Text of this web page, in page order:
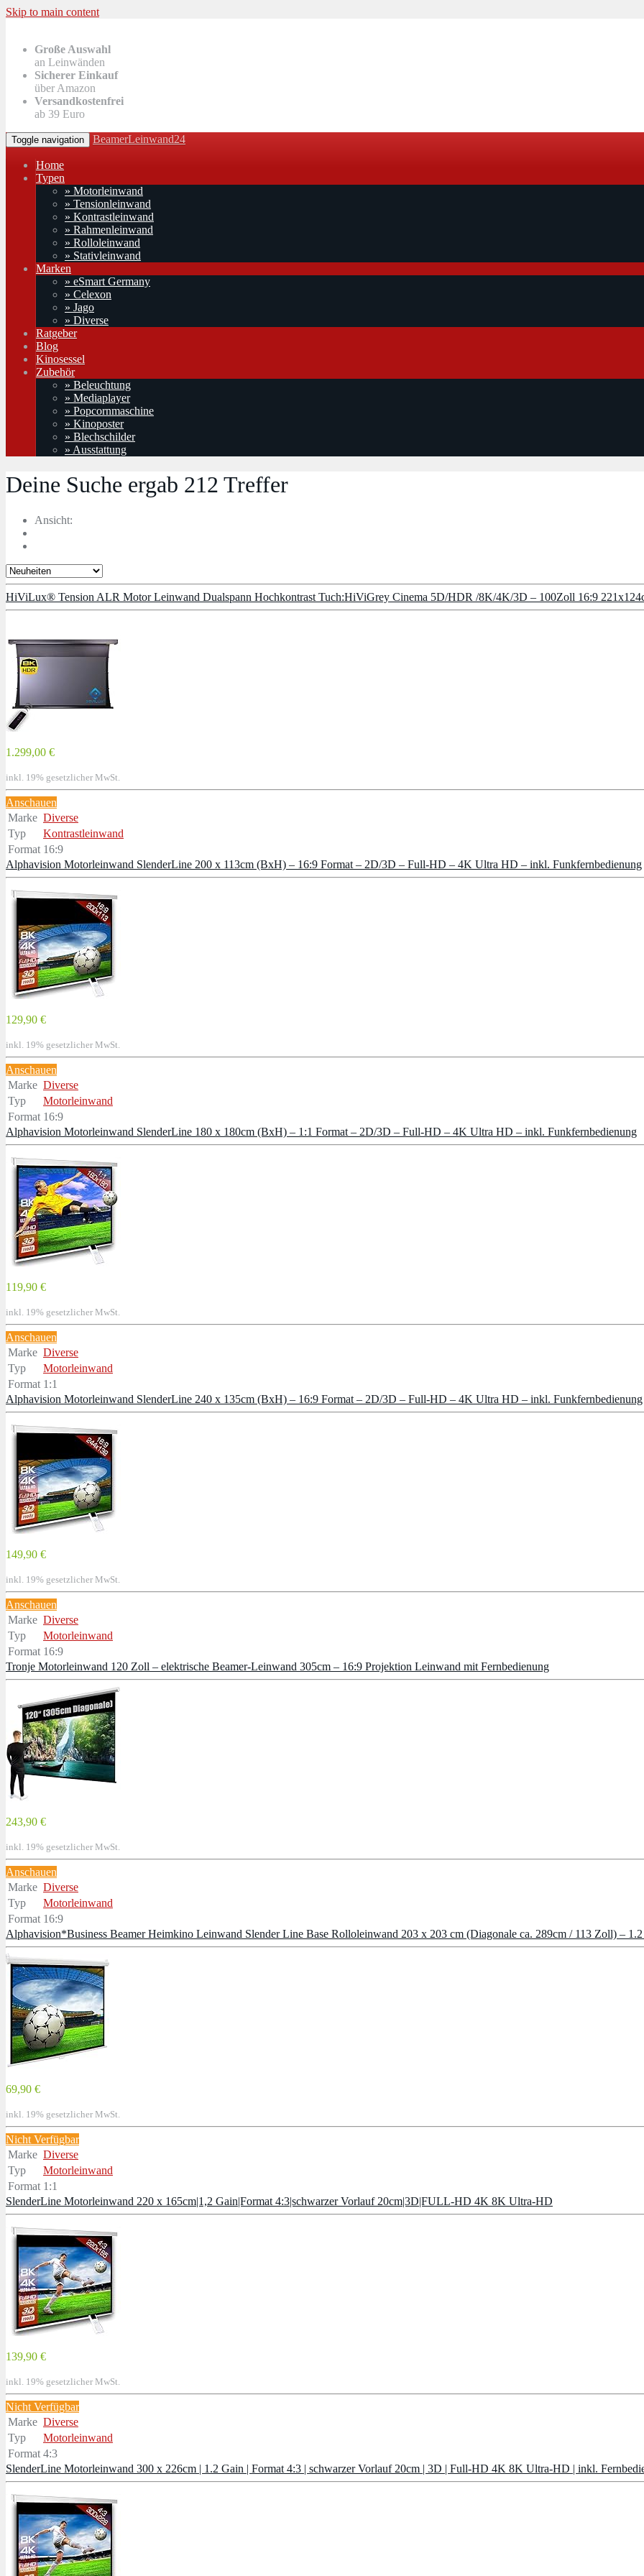
Skip to main content
Große Auswahl
an Leinwänden
Sicherer Einkauf
über Amazon
Versandkostenfrei
ab 39 Euro
Toggle navigation BeamerLeinwand24
Home
Typen
» Motorleinwand
» Tensionleinwand
» Kontrastleinwand
» Rahmenleinwand
» Rolloleinwand
» Stativleinwand
Marken
» eSmart Germany
» Celexon
» Jago
» Diverse
Ratgeber
Blog
Kinosessel
Zubehör
» Beleuchtung
» Mediaplayer
» Popcornmaschine
» Kinoposter
» Blechschilder
» Ausstattung
Deine Suche ergab 212 Treffer
Ansicht:
HiViLux® Tension ALR Motor Leinwand Dualspann Hochkontrast Tuch:HiViGrey Cinema 5D/HDR /8K/4K/3D – 100Zoll 16:9
1.299,00 €
inkl. 19% gesetzlicher MwSt.
Anschauen
Marke Diverse
Typ
Kontrastleinwand
Format 16:9
Alphavision Motorleinwand SlenderLine 200 x 113cm (BxH) – 16:9 Format – 2D/3D – Full-HD – 4K Ultra HD – inkl. Funkfernbedienung
129,90 €
inkl. 19% gesetzlicher MwSt.
Anschauen
Marke Diverse
Typ
Motorleinwand
Format 16:9
Alphavision Motorleinwand SlenderLine 180 x 180cm (BxH) – 1:1 Format – 2D/3D – Full-HD – 4K Ultra HD – inkl. Funkfernbedienung
119,90 €
inkl. 19% gesetzlicher MwSt.
Anschauen
Marke Diverse
Typ
Motorleinwand
Format 1:1
Alphavision Motorleinwand SlenderLine 240 x 135cm (BxH) – 16:9 Format – 2D/3D – Full-HD – 4K Ultra HD – inkl. Funkfernbedienung
149,90 €
inkl. 19% gesetzlicher MwSt.
Anschauen
Marke Diverse
Typ
Motorleinwand
Format 16:9
Tronje Motorleinwand 120 Zoll – elektrische Beamer-Leinwand 305cm – 16:9 Projektion Leinwand mit Fernbedienung
243,90 €
inkl. 19% gesetzlicher MwSt.
Anschauen
Marke Diverse
Typ
Motorleinwand
Format 16:9
Alphavision*Business Beamer Heimkino Leinwand Slender Line Base Rolloleinwand 203 x 203 cm (Diagonale ca. 289cm / 113 Zoll) –
69,90 €
inkl. 19% gesetzlicher MwSt.
Nicht Verfügbar
Marke Diverse
Typ
Motorleinwand
Format 1:1
SlenderLine Motorleinwand 220 x 165cm|1,2 Gain|Format 4:3|schwarzer Vorlauf 20cm|3D|FULL-HD 4K 8K Ultra-HD
139,90 €
inkl. 19% gesetzlicher MwSt.
Nicht Verfügbar
Marke Diverse
Typ
Motorleinwand
Format 4:3
SlenderLine Motorleinwand 300 x 226cm | 1.2 Gain | Format 4:3 | schwarzer Vorlauf 20cm | 3D | Full-HD 4K 8K Ultra-HD | inkl.